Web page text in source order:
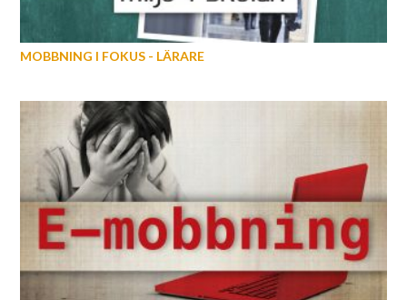
MOBBNING I FOKUS - LÄRARE